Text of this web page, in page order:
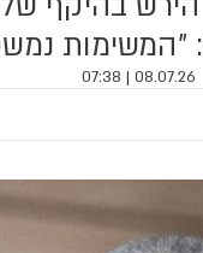
"המשימות
08.07.26 | 07:38